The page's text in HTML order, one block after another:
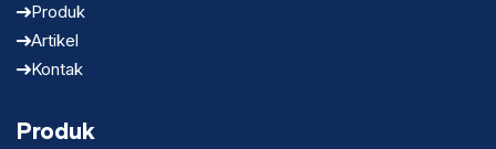
Produk
Artikel
Kontak
Produk